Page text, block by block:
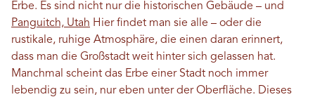
Erbe. Es sind nicht nur die historischen Gebäude – und
Panguitch, Utah Hier findet man sie alle – oder die
rustikale, ruhige Atmosphäre, die einen daran erinnert,
dass man die Großstadt weit hinter sich gelassen hat.
Manchmal scheint das Erbe einer Stadt noch immer
lebendig zu sein, nur eben unter der Oberfläche. Dieses